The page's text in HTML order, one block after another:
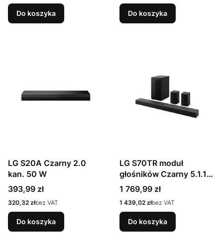
Do koszyka
Łączność Bluetooth |
Połączenie
Do koszyka
LG S20A Czarny 2.0
kan. 50 W
Cena
393,99 zł
Cena
320,32 złbez VAT
Do koszyka
LG S70TR moduł
głośników Czarny 5.1.1
kan. 500 W
Cena
1 769,99 zł
Cena
1 439,02 złbez VAT
Do koszyka